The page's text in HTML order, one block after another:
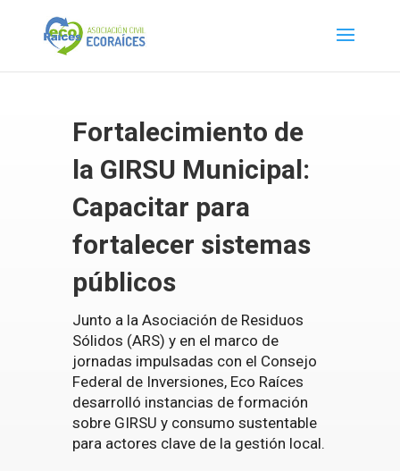
Fortalecimiento de
la GIRSU Municipal:
Capacitar para
fortalecer sistemas
públicos
Junto a la Asociación de Residuos
Sólidos (ARS) y en el marco de
jornadas impulsadas con el Consejo
Federal de Inversiones, Eco Raíces
desarrolló instancias de formación
sobre GIRSU y consumo sustentable
para actores clave de la gestión local.